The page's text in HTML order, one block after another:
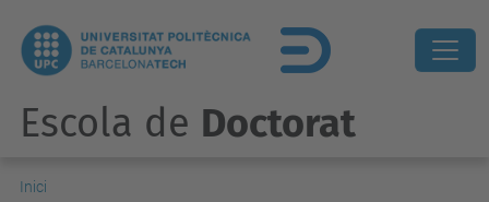
Escola de Doctorat
Inici